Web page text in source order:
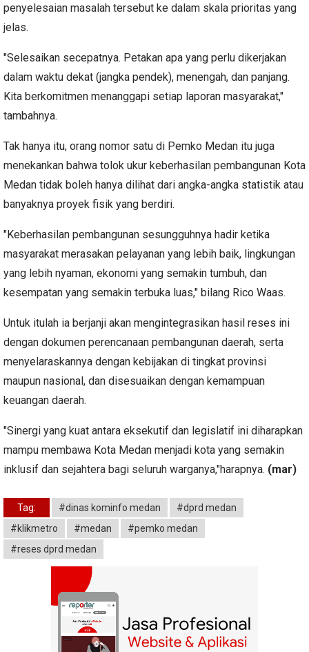
penyelesaian masalah tersebut ke dalam skala prioritas yang
jelas.
"Selesaikan secepatnya. Petakan apa yang perlu dikerjakan
dalam waktu dekat (jangka pendek), menengah, dan panjang.
Kita berkomitmen menanggapi setiap laporan masyarakat,"
tambahnya.
Tak hanya itu, orang nomor satu di Pemko Medan itu juga
menekankan bahwa tolok ukur keberhasilan pembangunan Kota
Medan tidak boleh hanya dilihat dari angka-angka statistik atau
banyaknya proyek fisik yang berdiri.
​"Keberhasilan pembangunan sesungguhnya hadir ketika
masyarakat merasakan pelayanan yang lebih baik, lingkungan
yang lebih nyaman, ekonomi yang semakin tumbuh, dan
kesempatan yang semakin terbuka luas," bilang Rico Waas.
Untuk itulah ia berjanji akan mengintegrasikan hasil reses ini
dengan dokumen perencanaan pembangunan daerah, serta
menyelaraskannya dengan kebijakan di tingkat provinsi
maupun nasional, dan disesuaikan dengan kemampuan
keuangan daerah.
"Sinergi yang kuat antara eksekutif dan legislatif ini diharapkan
mampu membawa Kota Medan menjadi kota yang semakin
inklusif dan sejahtera bagi seluruh warganya,"harapnya. (mar)
Tag: #dinas kominfo medan
#dprd medan
#klikmetro
#medan
#pemko medan
#reses dprd medan